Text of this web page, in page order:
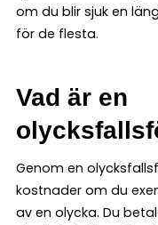
om du blir sjuk en
för de flesta.
Vad är en
Genom en
kostnader om du
av en olycka. Du